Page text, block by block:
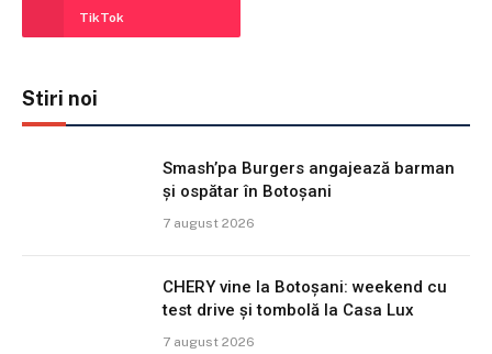
TikTok
Stiri noi
Smash’pa Burgers angajează barman
și ospătar în Botoșani
7 august 2026
CHERY vine la Botoșani: weekend cu
test drive și tombolă la Casa Lux
7 august 2026